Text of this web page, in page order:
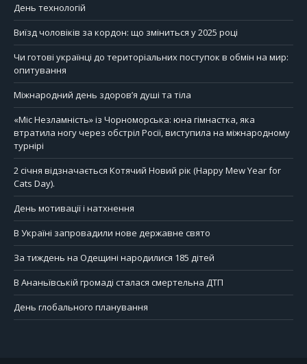
День технологій
Виїзд чоловіків за кордон: що зміниться у 2025 році
Чи готові українці до територіальних поступок в обмін на мир:
опитування
Міжнародний день здоров’я душі та тіла
«Міс Незламність» із Чорноморська: юна гімнастка, яка
втратила ногу через обстріл Росії, виступила на міжнародному
турнірі
2 січня відзначається Котячий Новий рік (Happy Mew Year for
Cats Day).
День мотивації і натхнення
В Україні запровадили нове державне свято
За тиждень на Одещині народилися 185 дітей
В Ананьївській громаді сталася смертельна ДТП
День глобального планування